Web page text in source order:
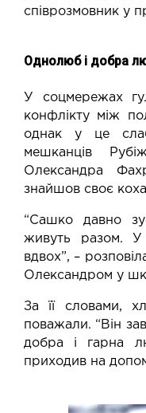
співрозмовник у
Однолюб і добра
У соцмережах
конфлікту між
однак у це
мешканців
Олександра
знайшов своє
“Сашко давно
живуть разом. У
вдвох”, –
Олександром у
За її словами,
поважали. “Він
добра і гарна
приходив на